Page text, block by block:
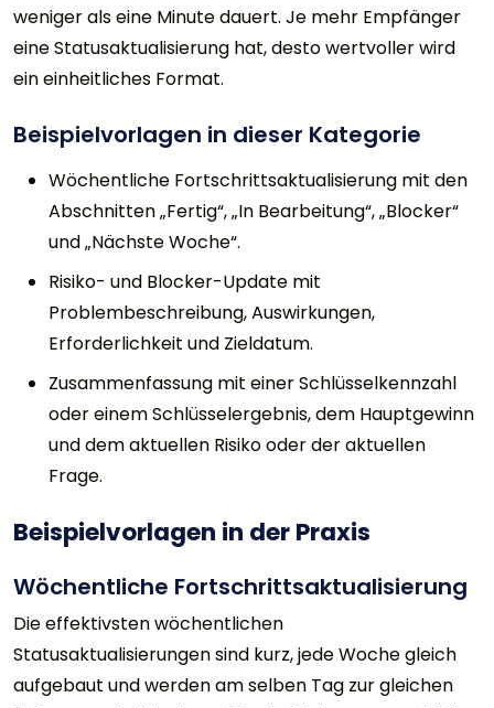
weniger als eine Minute dauert. Je mehr Empfänger
eine Statusaktualisierung hat, desto wertvoller wird
ein einheitliches Format.
Beispielvorlagen in dieser Kategorie
Wöchentliche Fortschrittsaktualisierung mit den
Abschnitten „Fertig“, „In Bearbeitung“, „Blocker“
und „Nächste Woche“.
Risiko- und Blocker-Update mit
Problembeschreibung, Auswirkungen,
Erforderlichkeit und Zieldatum.
Zusammenfassung mit einer Schlüsselkennzahl
oder einem Schlüsselergebnis, dem Hauptgewinn
und dem aktuellen Risiko oder der aktuellen
Frage.
Beispielvorlagen in der Praxis
Wöchentliche Fortschrittsaktualisierung
Die effektivsten wöchentlichen
Statusaktualisierungen sind kurz, jede Woche gleich
aufgebaut und werden am selben Tag zur gleichen